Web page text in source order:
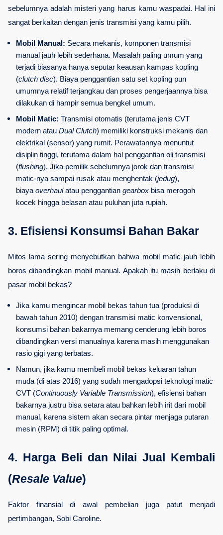
sebelumnya adalah misteri yang harus kamu waspadai. Hal ini
sangat berkaitan dengan jenis transmisi yang kamu pilih.
Mobil Manual: Secara mekanis, komponen transmisi
manual jauh lebih sederhana. Masalah paling umum yang
terjadi biasanya hanya seputar keausan kampas kopling
(clutch disc). Biaya penggantian satu set kopling pun
umumnya relatif terjangkau dan proses pengerjaannya bisa
dilakukan di hampir semua bengkel umum.
Mobil Matic: Transmisi otomatis (terutama jenis CVT
modern atau Dual Clutch) memiliki konstruksi mekanis dan
elektrikal (sensor) yang rumit. Perawatannya menuntut
disiplin tinggi, terutama dalam hal penggantian oli transmisi
(flushing). Jika pemilik sebelumnya jorok dan transmisi
matic-nya sampai rusak atau menghentak (jedug),
biaya overhaul atau penggantian gearbox bisa merogoh
kocek hingga belasan atau puluhan juta rupiah.
3. Efisiensi Konsumsi Bahan Bakar
Mitos lama sering menyebutkan bahwa mobil matic jauh lebih
boros dibandingkan mobil manual. Apakah itu masih berlaku di
pasar mobil bekas?
Jika kamu mengincar mobil bekas tahun tua (produksi di
bawah tahun 2010) dengan transmisi matic konvensional,
konsumsi bahan bakarnya memang cenderung lebih boros
dibandingkan versi manualnya karena masih menggunakan
rasio gigi yang terbatas.
Namun, jika kamu membeli mobil bekas keluaran tahun
muda (di atas 2016) yang sudah mengadopsi teknologi matic
CVT (Continuously Variable Transmission), efisiensi bahan
bakarnya justru bisa setara atau bahkan lebih irit dari mobil
manual, karena sistem akan secara pintar menjaga putaran
mesin (RPM) di titik paling optimal.
4. Harga Beli dan Nilai Jual Kembali
(Resale Value)
Faktor finansial di awal pembelian juga patut menjadi
pertimbangan, Sobi Caroline.